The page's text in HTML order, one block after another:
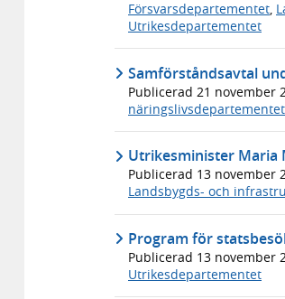
Försvarsdepartementet,
Utrikesdepartementet
Samförståndsavtal
Publicerad 21 november
näringslivsdepartementet
Utrikesminister Maria
Publicerad 13 november
Landsbygds- och
Program för
Publicerad 13 november
Utrikesdepartementet